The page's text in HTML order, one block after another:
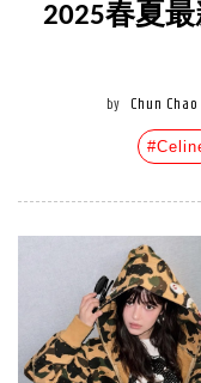
2025春夏
by Chun Chao